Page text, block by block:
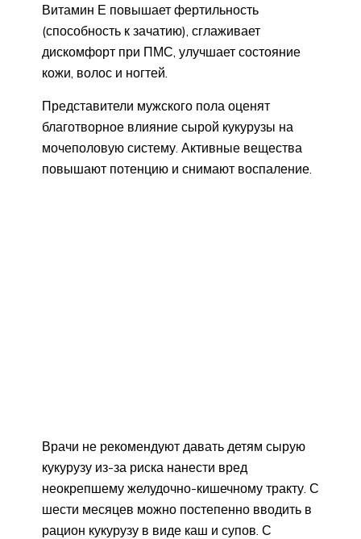
Витамин Е повышает фертильность
(способность к зачатию), сглаживает
дискомфорт при ПМС, улучшает состояние
кожи, волос и ногтей.
Представители мужского пола оценят
благотворное влияние сырой кукурузы на
мочеполовую систему. Активные вещества
повышают потенцию и снимают воспаление.
Врачи не рекомендуют давать детям сырую
кукурузу из-за риска нанести вред
неокрепшему желудочно-кишечному тракту. С
шести месяцев можно постепенно вводить в
рацион кукурузу в виде каш и супов. С